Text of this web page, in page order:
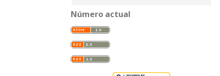
Número actual